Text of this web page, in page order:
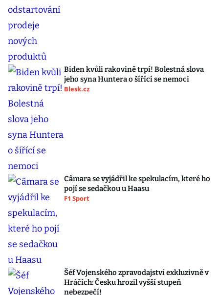
Biden kvůli rakovině trpí! Bolestná slova
jeho syna Huntera o šířící se nemoci
Blesk.cz
Câmara se vyjádřil ke spekulacím, které ho
pojí se sedačkou u Haasu
F1 Sport
Šéf Vojenského zpravodajství exkluzivně v
Hráčích: Česku hrozil vyšší stupeň
nebezpečí!